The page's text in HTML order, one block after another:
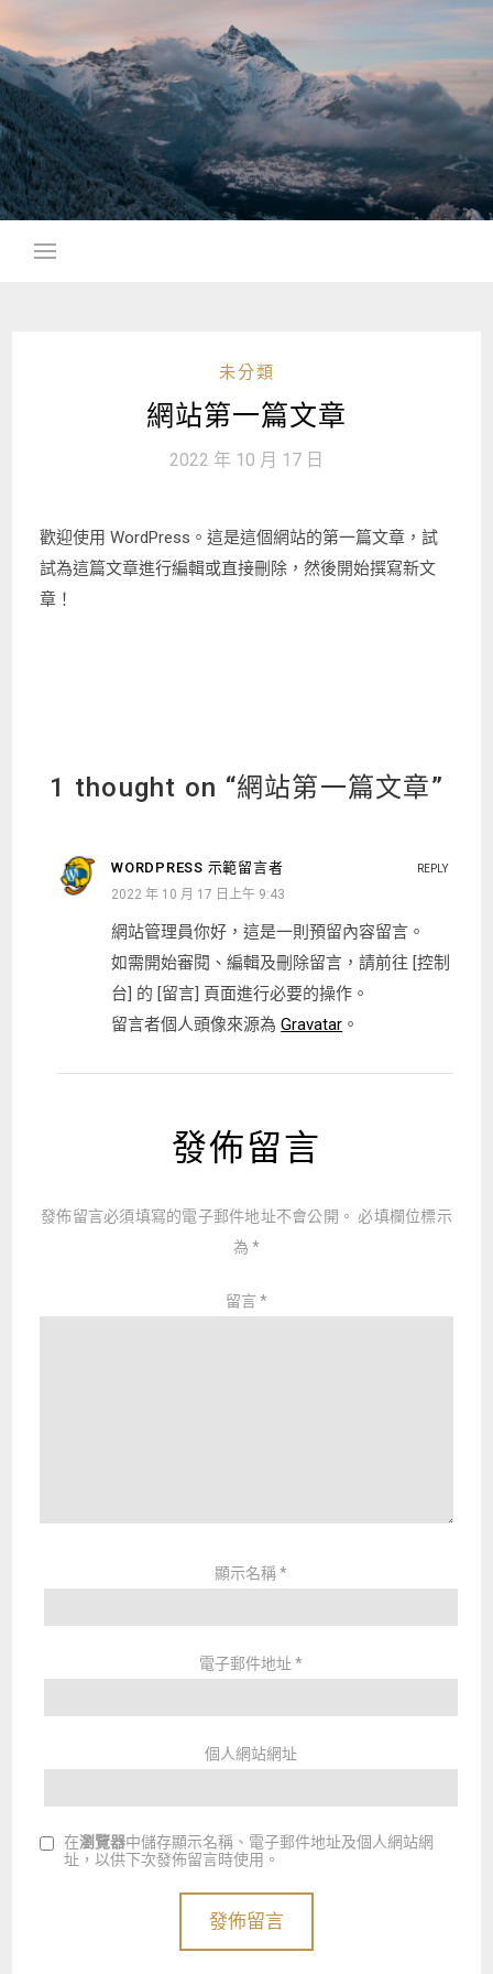
content
未分類
網站第一篇文章
2022 年 10 月 17 日
歡迎使用 WordPress。這是這個網站的第一篇文章，試
試為這篇文章進行編輯或直接刪除，然後開始撰寫新文
章！
1 thought on “網站第一篇文章”
WORDPRESS 示範留言者
2022 年 10 月 17 日上午 9:43
網站管理員你好，這是一則預留內容留言。
如需開始審閱、編輯及刪除留言，請前往 [控制
台] 的 [留言] 頁面進行必要的操作。
留言者個人頭像來源為Gravatar 。
REPLY
發佈留言
發佈留言必須填寫的電子郵件地址不會公開。 必填欄位標示
為*
留言*
顯示名稱*
電子郵件地址*
個人網站網址
在瀏覽器中儲存顯示名稱、電子郵件地址及個人網站網
址，以供下次發佈留言時使用。